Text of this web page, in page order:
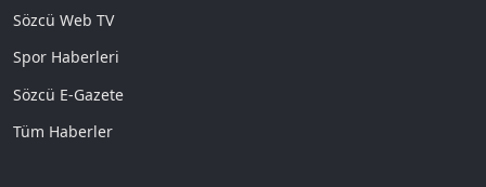
Sözcü Web TV
Spor Haberleri
Sözcü E-Gazete
Tüm Haberler